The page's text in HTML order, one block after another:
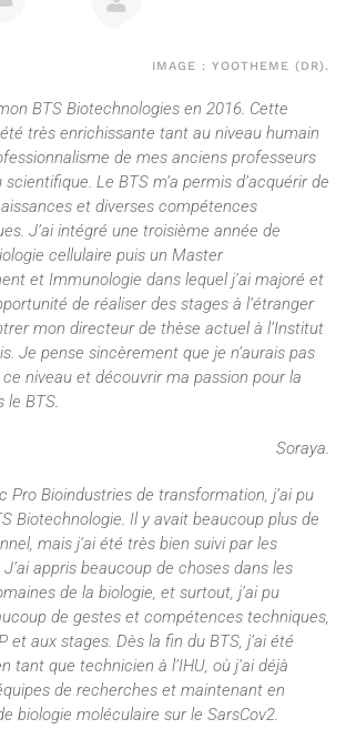
IMAGE : YOOTHEME (DR).
BTS Biotechnologies en 2016. Cette
très enrichissante tant au niveau humain
de mes anciens professeurs
scientifique. Le BTS m’a permis d’acquérir de
et diverses compétences
J’ai intégré une troisième année de
cellulaire puis un Master
et Immunologie dans lequel j’ai majoré et
de réaliser des stages à l’étranger
mon directeur de thèse actuel à l’Institut
Je pense sincèrement que je n’aurais pas
niveau et découvrir ma passion pour la
le BTS.
Soraya.
Pro Bioindustries de transformation, j’ai pu
Biotechnologie. Il y avait beaucoup plus de
mais j’ai été très bien suivi par les
appris beaucoup de choses dans les
de la biologie, et surtout, j’ai pu
de gestes et compétences techniques,
et aux stages. Dès la fin du BTS, j’ai été
tant que technicien à l’IHU, où j’ai déjà
de recherches et maintenant en
biologie moléculaire sur le SarsCov2.